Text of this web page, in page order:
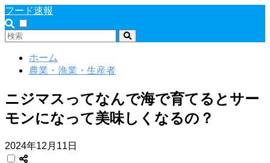
フード速報
ホーム
農業・漁業・生産者
ニジマスってなんで海で育てるとサー
モンになって美味しくなるの？
2024年12月11日